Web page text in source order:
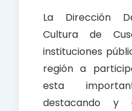
La Dirección
Cultura de
instituciones
región a
esta
destacando y